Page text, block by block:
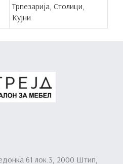
Трпезарија Столици
Кујни
61 лок.3, 2000 Штип,